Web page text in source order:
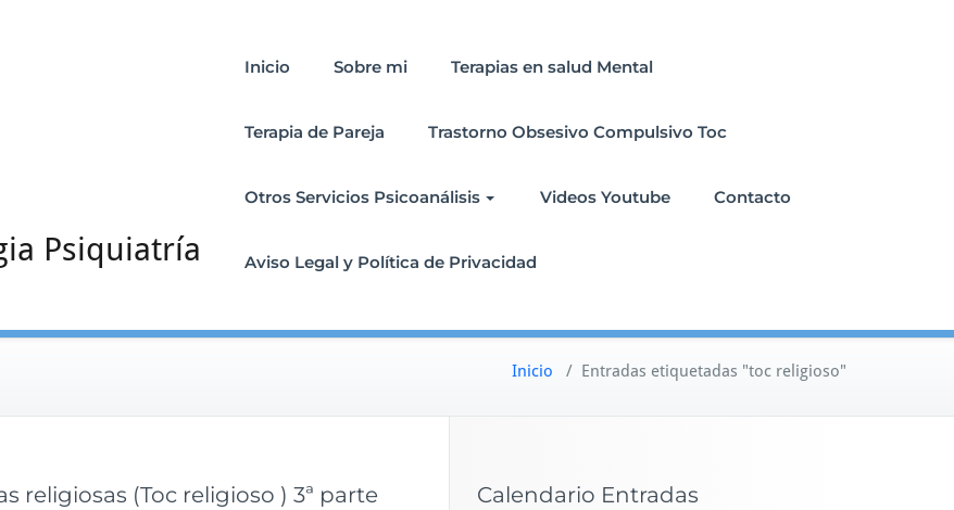
Psiquiatría
Inicio Sobre mi Terapias en salud Mental
Terapia de Pareja Trastorno Obsesivo Compulsivo Toc
Otros Servicios Psicoanálisis Videos Youtube Contacto
Aviso Legal y Política de Privacidad
Inicio / Entradas etiquetadas "toc religioso"
religiosas (Toc religioso ) 3ª parte Calendario Entradas